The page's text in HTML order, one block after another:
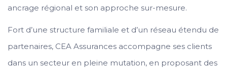
ancrage régional et son approche sur-mesure.
Fort d’une structure familiale et d’un réseau étendu de
partenaires, CEA Assurances accompagne ses clients
dans un secteur en pleine mutation, en proposant des